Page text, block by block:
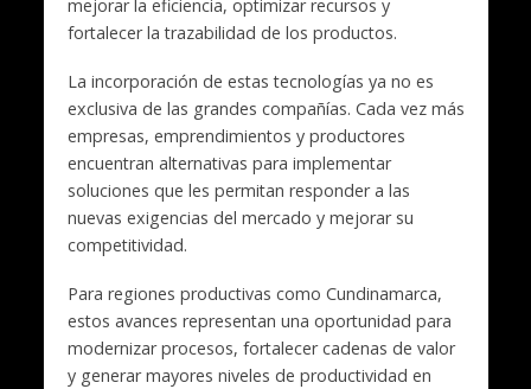
mejorar la eficiencia, optimizar recursos y
fortalecer la trazabilidad de los productos.
La incorporación de estas tecnologías ya no es
exclusiva de las grandes compañías. Cada vez más
empresas, emprendimientos y productores
encuentran alternativas para implementar
soluciones que les permitan responder a las
nuevas exigencias del mercado y mejorar su
competitividad.
Para regiones productivas como Cundinamarca,
estos avances representan una oportunidad para
modernizar procesos, fortalecer cadenas de valor
y generar mayores niveles de productividad en